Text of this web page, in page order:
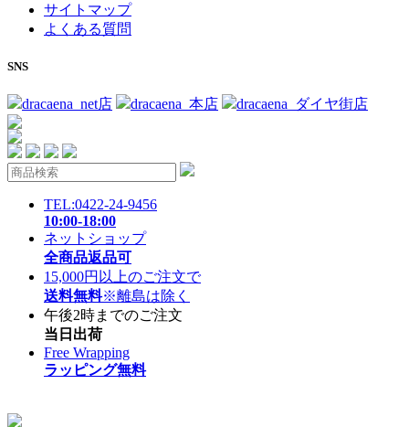
サイトマップ
よくある質問
SNS
dracaena_net店 dracaena_本店 dracaena_ダイヤ街店
TEL:0422-24-9456
10:00-18:00
ネットショップ
全商品返品可
15,000円以上のご注文で
送料無料※離島は除く
午後2時までのご注文
当日出荷
Free Wrapping
ラッピング無料